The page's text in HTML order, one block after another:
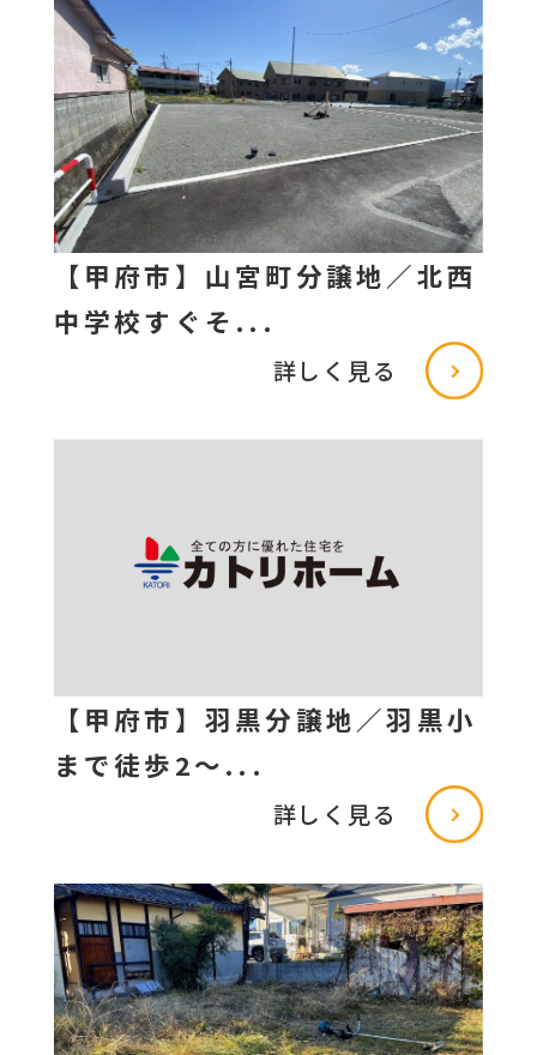
【甲府市】山宮町分譲地／北西
中学校すぐそ...
詳しく見る
【甲府市】羽黒分譲地／羽黒小
まで徒歩2～...
詳しく見る